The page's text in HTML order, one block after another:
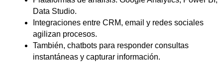
Data Studio.
Integraciones entre CRM, email y redes sociales
agilizan procesos.
También, chatbots para responder consultas
instantáneas y capturar información.